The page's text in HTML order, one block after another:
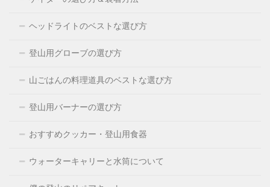
ヘッドライトのベストな選び方
登山用グローブの選び方
山ごはんの料理道具のベストな選び方
登山用バーナーの選び方
おすすめクッカー・登山用食器
ウォーターキャリーと水筒について